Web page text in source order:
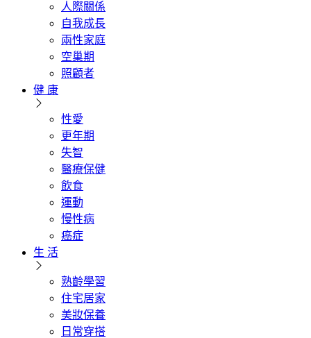
人際關係
自我成長
兩性家庭
空巢期
照顧者
健 康
性愛
更年期
失智
醫療保健
飲食
運動
慢性病
癌症
生 活
熟齡學習
住宅居家
美妝保養
日常穿搭